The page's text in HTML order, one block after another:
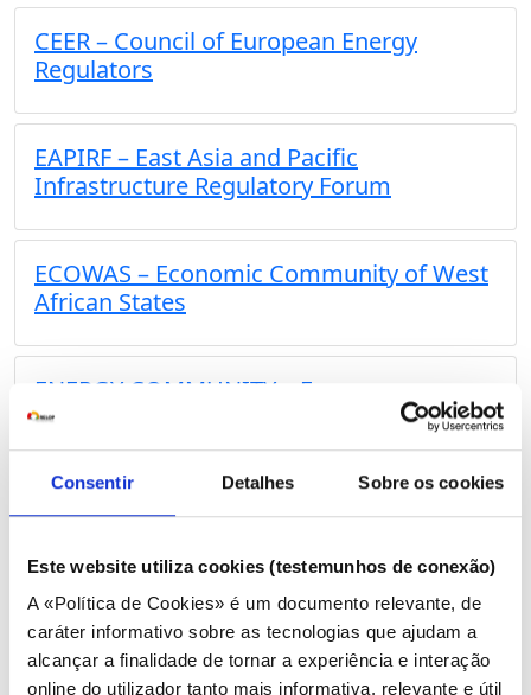
Consentir Detalhes Sobre os cookies
Este website utiliza cookies (testemunhos de conexão)
A «Política de Cookies» é um documento relevante, de
caráter informativo sobre as tecnologias que ajudam a
alcançar a finalidade de tornar a experiência e interação
online do utilizador tanto mais informativa, relevante e útil
CEER – Council of European Energy
Regulators
EAPIRF – East Asia and Pacific
Infrastructure Regulatory Forum
ECOWAS – Economic Community of West
African States
ENERGY COMMUNITY – Energy
Community of South East Europe
ERRA – Energy Regulators Regional
Association